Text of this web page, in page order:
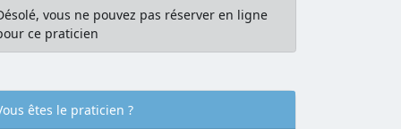
vous ne pouvez pas réserver en ligne
ce praticien
êtes le praticien ?